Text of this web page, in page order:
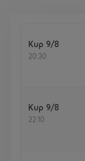
Κυρ 9/8
20:30
Κυρ 9/8
22:10